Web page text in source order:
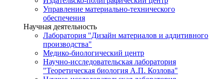
Управление материально-технического
обеспечения
Научная деятельность
Лаборатория "Дизайн материалов и аддитивного
производства"
Медико-биологический центр
Научно-исследовательская лаборатория
"Теоретическая биология А.П. Козлова"